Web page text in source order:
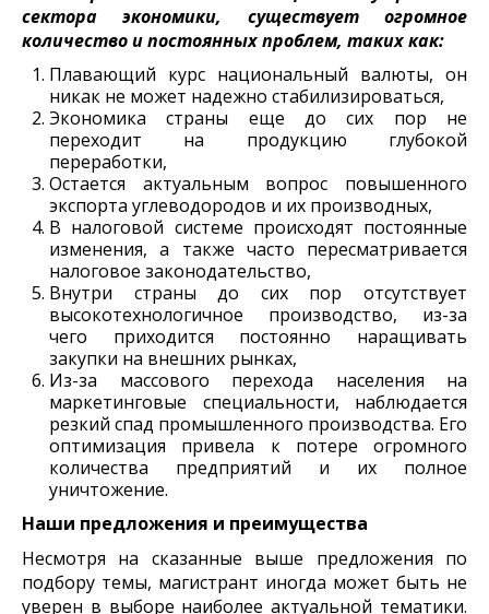
сектора экономики, существует огромное
количество и постоянных проблем, таких как:
Плавающий курс национальный валюты, он
никак не может надежно стабилизироваться,
Экономика страны еще до сих пор не
переходит на продукцию глубокой
переработки,
Остается актуальным вопрос повышенного
экспорта углеводородов и их производных,
В налоговой системе происходят постоянные
изменения, а также часто пересматривается
налоговое законодательство,
Внутри страны до сих пор отсутствует
высокотехнологичное производство, из-за
чего приходится постоянно наращивать
закупки на внешних рынках,
Из-за массового перехода населения на
маркетинговые специальности, наблюдается
резкий спад промышленного производства. Его
оптимизация привела к потере огромного
количества предприятий и их полное
уничтожение.
Наши предложения и преимущества
Несмотря на сказанные выше предложения по
подбору темы, магистрант иногда может быть не
уверен в выборе наиболее актуальной тематики.